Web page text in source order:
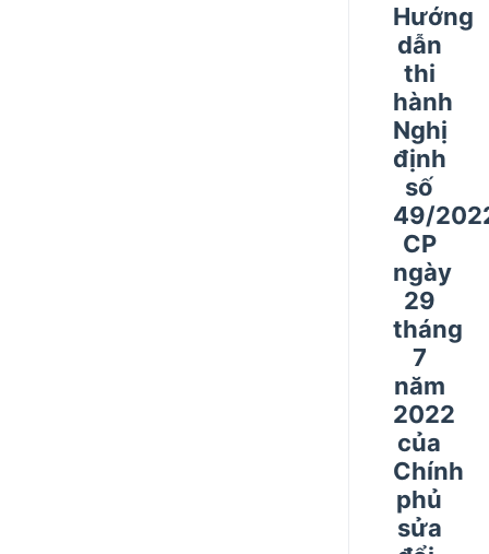
Hướng
dẫn
thi
hành
Nghị
định
số
49/
CP
ngày
29
tháng
7
năm
2022
của
Chính
phủ
sửa